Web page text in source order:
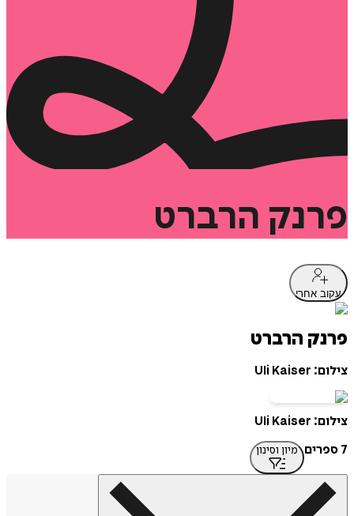
פרנק הרברט
עקוב אחרי
פרנק הרברט
צילום: Uli Kaiser
צילום: Uli Kaiser
7 ספרים
מיון וסינון